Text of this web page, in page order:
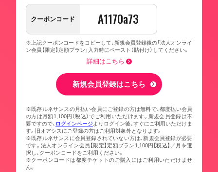
クーポンコード A1170a73
※上記クーポンコードをコピーして、新規会員登録後の「法人オンライ
ン会員【限定】定額プラン」入力時にペースト（貼付け）してください。
詳細はこちら
新規会員登録はこちら
※既存ルネサンスの月払い会員にご登録の方は無料で、都度払い会員
の方は月額1,100円（税込）でご利用いただけます。新規会員登録は不
要ですので、 ログインページ よりログイン後、すぐにご利用いただけま
す。旧オアシスにご登録の方はご利用対象外となります。
※既存ルネサンスに会員登録されていない方は、新規会員登録が必要
です。法人オンライン会員【限定】定額プラン1,100円【税込】／月を選
択し、クーポンコードをご利用ください。
※クーポンコードは都度チケットのご購入にはご利用いただけませ
ん。